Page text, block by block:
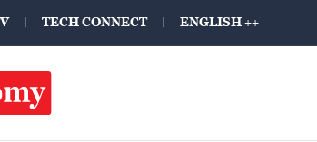
TECH CONNECT ENGLISH ++